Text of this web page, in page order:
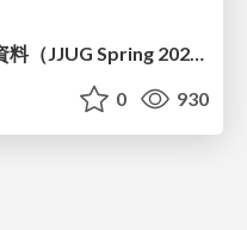
10年選手のOmiaiの今_登壇資料（JJUG Spring 2025）
0 930